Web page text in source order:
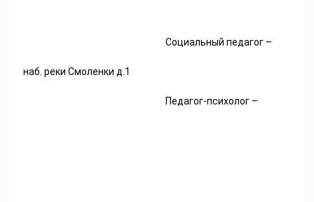
наб. реки Смоленки д.1
Социальный педагог –
Педагог-психолог –